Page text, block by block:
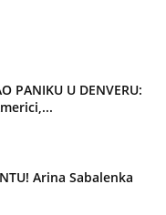
PANIKU U DENVERU:
Arina Sabalenka